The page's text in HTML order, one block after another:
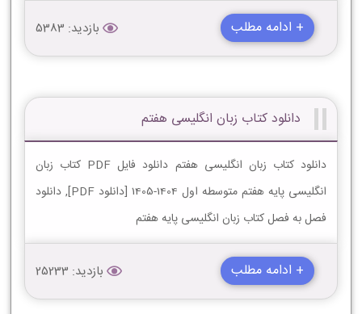
+ ادامه مطلب بازدید: 5383
دانلود کتاب زبان انگلیسی هفتم
دانلود کتاب زبان انگلیسی هفتم دانلود فایل PDF کتاب زبان
انگلیسی پایه هفتم متوسطه اول 1404-1405 [دانلود PDF], دانلود
فصل به فصل کتاب زبان انگلیسی پایه هفتم
+ ادامه مطلب بازدید: 25233